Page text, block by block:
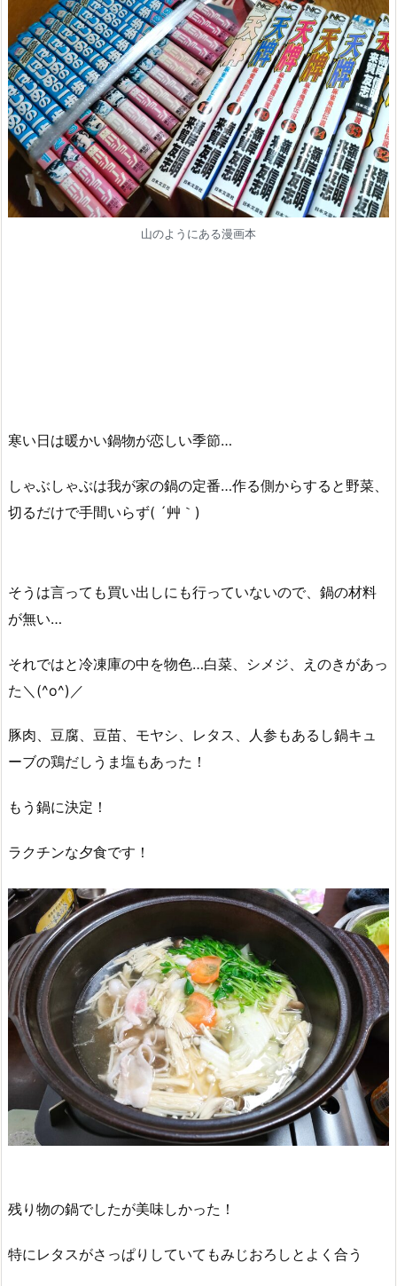
山のようにある漫画本
寒い日は暖かい鍋物が恋しい季節…
しゃぶしゃぶは我が家の鍋の定番…作る側からすると野菜、
切るだけで手間いらず( ´艸｀)
そうは言っても買い出しにも行っていないので、鍋の材料
が無い…
それではと冷凍庫の中を物色…白菜、シメジ、えのきがあっ
た＼(^o^)／
豚肉、豆腐、豆苗、モヤシ、レタス、人参もあるし鍋キュ
ーブの鶏だしうま塩もあった！
もう鍋に決定！
ラクチンな夕食です！
残り物の鍋でしたが美味しかった！
特にレタスがさっぱりしていてもみじおろしとよく合う